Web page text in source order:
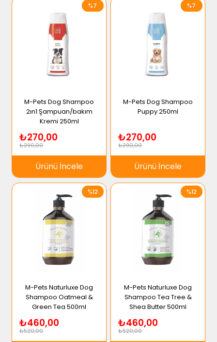
M-Pets Dog Shampoo
2ın1 Şampuan/bakım
Kremi 250ml
₺270,00
₺290,00
Ürünü İncele
%7
M-Pets Dog Shampoo
Puppy 250ml
₺270,00
₺290,00
Ürünü İncele
%7
M-Pets Naturluxe Dog
Shampoo Oatmeal &
Green Tea 500ml
₺460,00
₺520,00
%12
M-Pets Naturluxe Dog
Shampoo Tea Tree &
Shea Butter 500ml
₺460,00
₺520,00
%12